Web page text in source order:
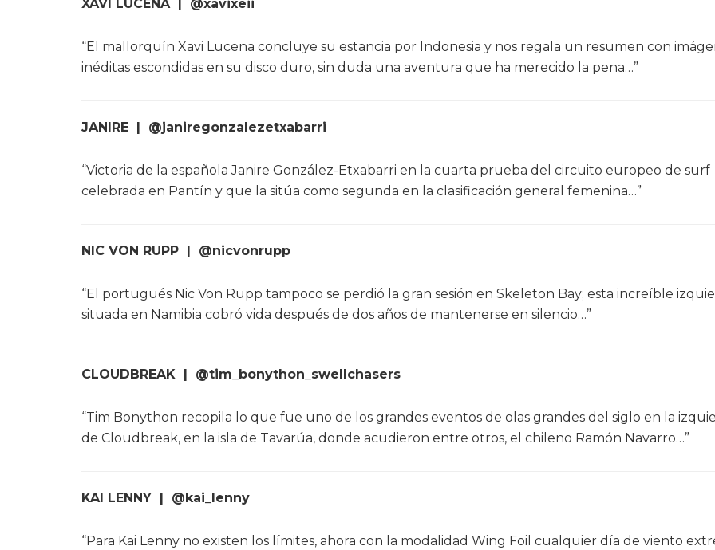
XAVI LUCENA | @xavixeii
“El mallorquín Xavi Lucena concluye su estancia por Indonesia y nos regala un resumen con
inéditas escondidas en su disco duro, sin duda una aventura que ha merecido la pena…”
JANIRE | @janiregonzalezetxabarri
“Victoria de la española Janire González-Etxabarri en la cuarta prueba del circuito europeo de surf
celebrada en Pantín y que la sitúa como segunda en la clasificación general femenina…”
NIC VON RUPP | @nicvonrupp
“El portugués Nic Von Rupp tampoco se perdió la gran sesión en Skeleton Bay; esta increíble
situada en Namibia cobró vida después de dos años de mantenerse en silencio…”
CLOUDBREAK | @tim_bonython_swellchasers
“Tim Bonython recopila lo que fue uno de los grandes eventos de olas grandes del siglo en la
de Cloudbreak, en la isla de Tavarúa, donde acudieron entre otros, el chileno Ramón Navarro…”
KAI LENNY | @kai_lenny
“Para Kai Lenny no existen los límites, ahora con la modalidad Wing Foil cualquier día de viento